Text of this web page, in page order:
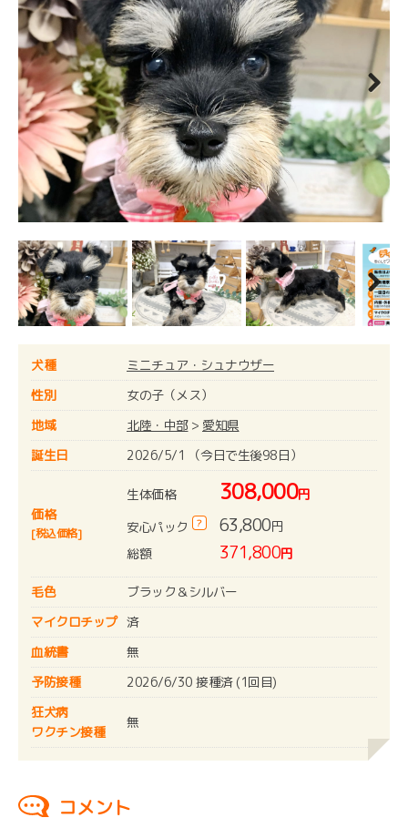
Next
Next
犬種
ミニチュア・シュナウザー
性別
女の子（メス）
地域
北陸・中部> 愛知県
誕生日
2026/5/1 （今日で生後98日）
価格
[税込価格]
生体価格 308,000円
安心パック
? 63,800円
総額
371,800円
毛色
ブラック＆シルバー
マイクロチップ 済
血統書
無
予防接種
2026/6/30 接種済 (1回目)
狂犬病
ワクチン接種
無
コメント